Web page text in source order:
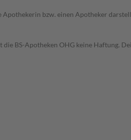
bzw. einen Apotheker
BS-Apotheken OHG keine Haftung.